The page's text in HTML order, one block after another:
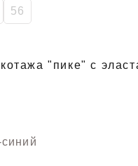
56
"пике" с